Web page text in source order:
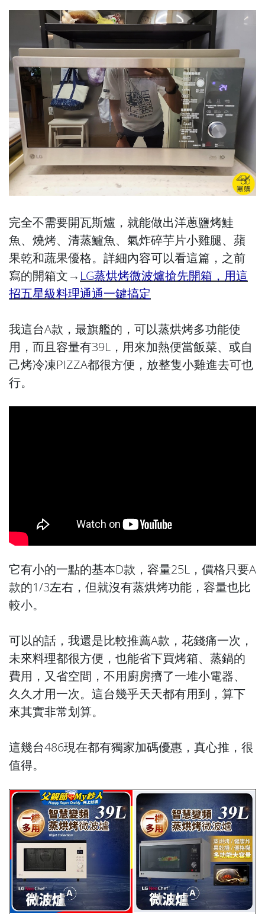
完全不需要開瓦斯爐，就能做出洋蔥鹽烤鮭
魚、燒烤、清蒸鱸魚、氣炸碎芋片小雞腿、蘋
果乾和蔬果優格。詳細內容可以看這篇，之前
寫的開箱文→ LG蒸烘烤微波爐搶先開箱，用這
招五星級料理通通一鍵搞定
我這台A款，最旗艦的，可以蒸烘烤多功能使
用，而且容量有39L，用來加熱便當飯菜、或自
己烤冷凍PIZZA都很方便，放整隻小雞進去可也
行。
它有小的一點的基本D款，容量25L，價格只要A
款的1/3左右，但就沒有蒸烘烤功能，容量也比
較小。
可以的話，我還是比較推薦A款，花錢痛一次，
未來料理都很方便，也能省下買烤箱、蒸鍋的
費用，又省空間，不用廚房擠了一堆小電器、
久久才用一次。這台幾乎天天都有用到，算下
來其實非常划算。
這幾台486現在都有獨家加碼優惠，真心推，很
值得。